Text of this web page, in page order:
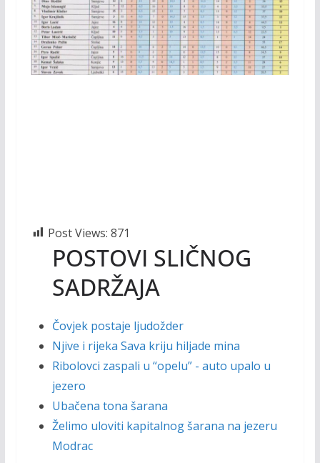
Post Views: 871
POSTOVI SLIČNOG
SADRŽAJA
Čovjek postaje ljudožder
Njive i rijeka Sava kriju hiljade mina
Ribolovci zaspali u “opelu” - auto upalo u
jezero
Ubačena tona šarana
Želimo uloviti kapitalnog šarana na jezeru
Modrac